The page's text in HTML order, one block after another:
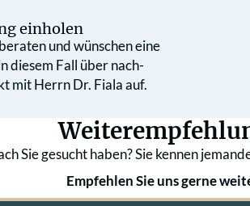
einholen
und wünschen eine
diesem Fall über nach­
mit Herrn Dr. Fiala auf.
Sie gesucht haben? Sie kennen
Empfehlen Sie uns gerne